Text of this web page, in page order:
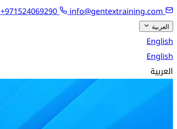
info@gentextraining.com
+971524069290
العربية
English
English
العربية